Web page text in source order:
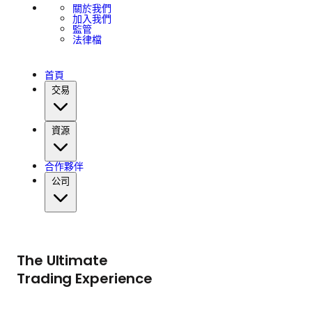
關於我們
加入我們
監管
法律檔
首頁
交易
資源
合作夥伴
公司
The Ultimate
Trading Experience